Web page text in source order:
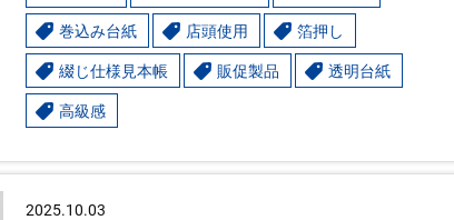
巻込み台紙 店頭使用 箔押し
綴じ仕様見本帳 販促製品 透明台紙
高級感
2025.10.03